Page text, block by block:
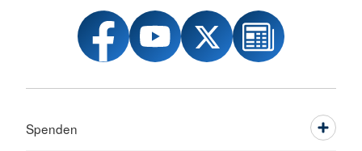
Spenden